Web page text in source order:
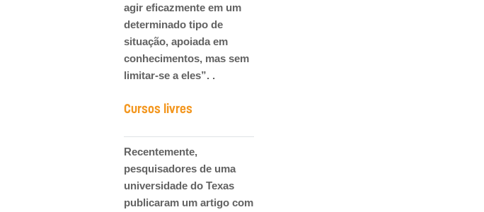
agir eficazmente em um
determinado tipo de
situação, apoiada em
conhecimentos, mas sem
limitar-se a eles”. .
Cursos livres
Recentemente,
pesquisadores de uma
universidade do Texas
publicaram um artigo com